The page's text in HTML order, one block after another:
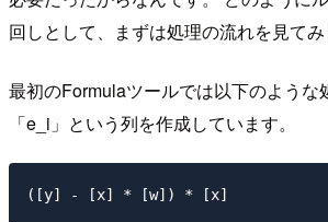
回しとして、まずは処理の流れを見てみ
最初のFormulaツールでは以下のような
「e_i」という列を作成しています。